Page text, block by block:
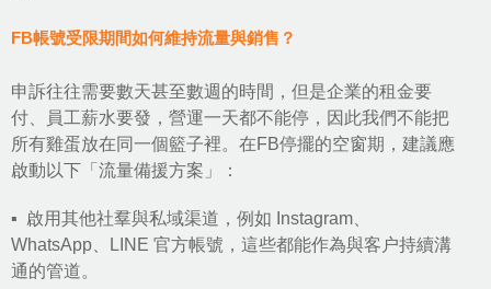
FB帳號受限期間如何維持流量與銷售？
申訴往往需要數天甚至數週的時間，但是企業的租金要
付、員工薪水要發，營運一天都不能停，因此我們不能把
所有雞蛋放在同一個籃子裡。在FB停擺的空窗期，建議應
啟動以下「流量備援方案」：
▪ 啟用其他社羣與私域渠道，例如 Instagram、
WhatsApp、LINE 官方帳號，這些都能作為與客户持續溝
通的管道。